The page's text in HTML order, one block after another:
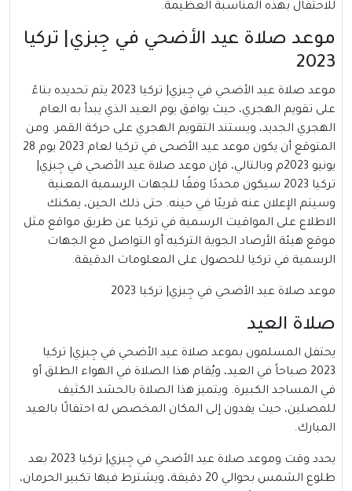
للاحتفال بهذه المناسبة العظيمة.
موعد صلاة عيد الأضحي في جِبزي| تركيا
2023
موعد صلاة عيد الأضحي في جِبزي| تركيا 2023 يتم تحديده بناءً
على تقويم الهجري، حيث يوافق يوم العيد الذي يبدأ به العام
الهجري الجديد، ويستند التقويم الهجري على حركة القمر. ومن
المتوقع أن يكون موعد عيد الأضحى في تركيا لعام 2023 يوم 28
يونيو 2023م وبالتالي، فإن موعد صلاة عيد الأضحي في جِبزي|
تركيا 2023 سيكون محددًا وفقًا للجهات الرسمية المعنية
وسيتم الإعلان عنه قريبًا في حينه. حتى ذلك الحين، يمكنك
الاطلاع على المواقيت الرسمية في تركيا عن طريق مواقع مثل
موقع هيئة الأرصاد الجوية التركيه أو التواصل مع الجهات
الرسمية في تركيا للحصول على المعلومات الدقيقة.
موعد صلاة عيد الأضحي في جِبزي| تركيا 2023
صلاة العيد
يحتفل المسلمون بموعد صلاة عيد الأضحي في جِبزي| تركيا
2023 صباحاً في العيد، ويُقام هذا الصلاة في الهواء الطلق أو
في المساجد الكبيرة. ويتميز هذا الصلاة بالحشد الكثيف
للمصلين، حيث يفدون إلى المكان المخصص له احتفالًا بالعيد
المبارك.
يحدد وقت وموعد صلاة عيد الأضحي في جِبزي| تركيا 2023 بعد
طلوع الشمس بحوالي 20 دقيقة، ويشترط فيها تكبير الحرمان،